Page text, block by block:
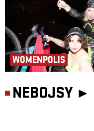
WOMENPOLIS
NEBOJSY ►